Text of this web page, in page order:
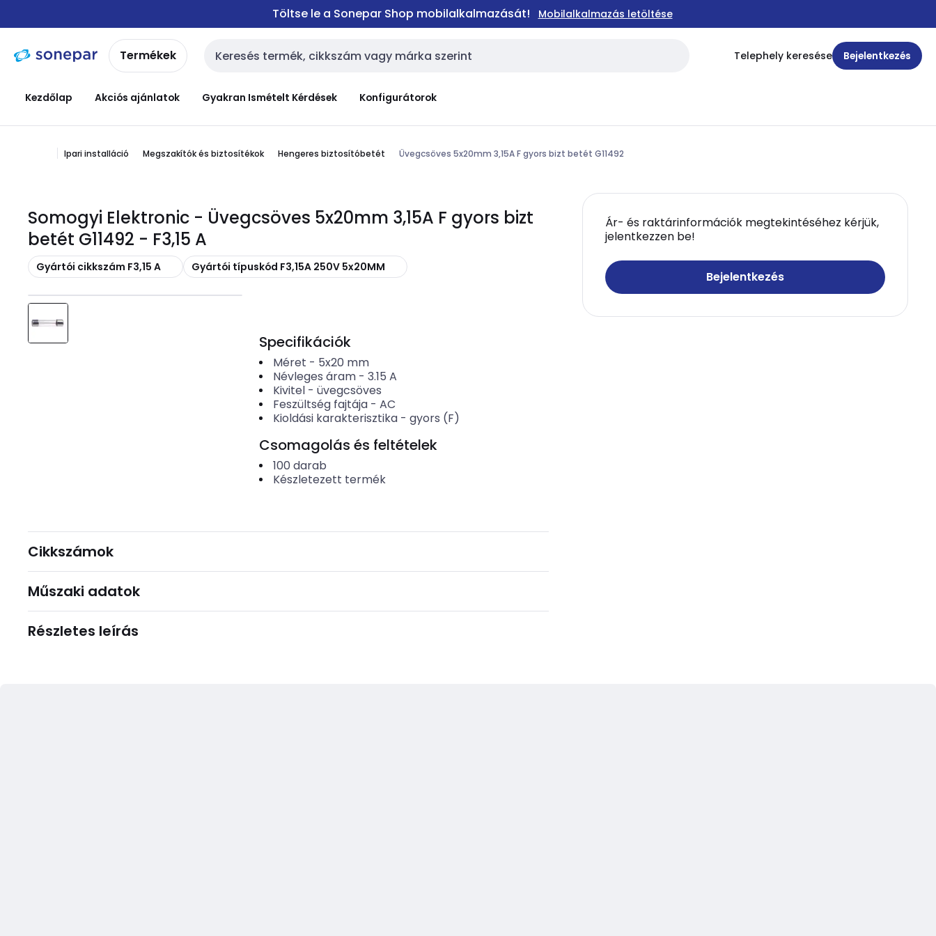
navigációhoztartalomra
Töltse le a Sonepar Shop mobilalkalmazását! Mobilalkalmazás letöltése
Termékek Keresési bemenet Telephely keresése Bejelentkezés
Kezdőlap Akciós ajánlatok Gyakran Ismételt Kérdések Konfigurátorok
Ipari installáció Megszakítók és biztosítékok Hengeres biztosítóbetét Üvegcsöves 5x20mm 3,15A F gyors bizt betét G11492
Somogyi Elektronic - Üvegcsöves 5x20mm 3,15A F gyors bizt
betét G11492 - F3,15 A
Másolás
Gyártói cikkszám F3,15 A Másolás
Gyártói típuskód F3,15A 250V 5x20MM
Ár- és raktárinformációk megtekintéséhez kérjük,
jelentkezzen be!
Bejelentkezés
Specifikációk
Méret - 5x20 mm
Névleges áram- 3.15 A
Kivitel- üvegcsöves
Feszültség fajtája- AC
Kioldási karakterisztika- gyors (F)
Csomagolás és feltételek
100 darab
Készletezett termék
Cikkszámok
Műszaki adatok
Részletes leírás